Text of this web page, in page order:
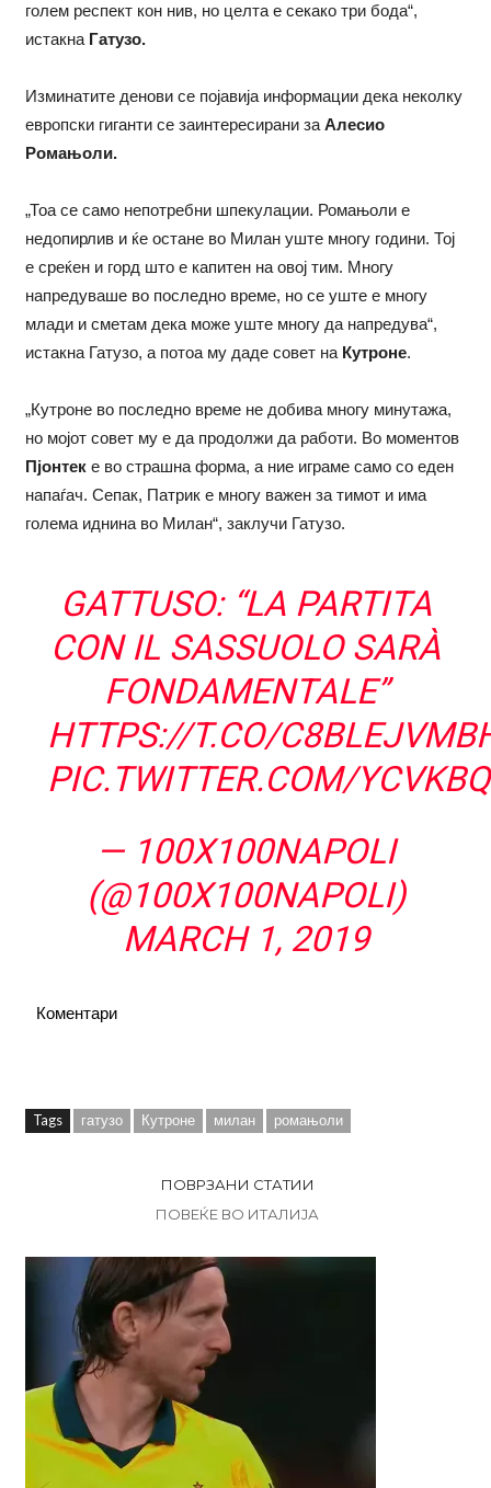
голем респект кон нив, но целта е секако три бода“,
истакна Гатузо.
Изминатите денови се појавија информации дека неколку
европски гиганти се заинтересирани заАлесио
Ромањоли.
„Тоа се само непотребни шпекулации. Ромањоли е
недопирлив и ќе остане во Милан уште многу години. Тој
е среќен и горд што е капитен на овој тим. Многу
напредуваше во последно време, но се уште е многу
млади и сметам дека може уште многу да напредува“,
истакна Гатузо, а потоа му даде совет на Кутроне.
„Кутроне во последно време не добива многу минутажа,
но мојот совет му е да продолжи да работи. Во моментов
Пјонтеке во страшна форма, а ние играме само со еден
напаѓач. Сепак, Патрик е многу важен за тимот и има
голема иднина во Милан“, заклучи Гатузо.
GATTUSO: “LA PARTITA
CON IL SASSUOLO SARÀ
FONDAMENTALE”
HTTPS://T.CO/
PIC.TWITTER.COM/
— 100X100NAPOLI
(@100X100NAPOLI)
MARCH 1, 2019
Коментари
Tags гатузо Кутроне милан ромањоли
ПОВРЗАНИ СТАТИИ
ПОВЕЌЕ ВО ИТАЛИЈА